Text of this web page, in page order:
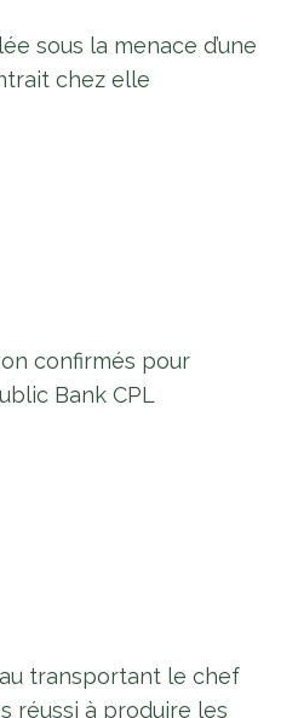
sous la menace d’une
chez elle
confirmés pour
Bank CPL
transportant le chef
réussi à produire les